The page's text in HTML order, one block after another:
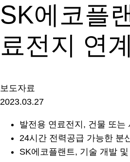
SK에코플
료전지 연
보도자료
2023.03.27
발전용 연료전지, 건물 또
24시간 전력공급 가능한 분
SK에코플랜트, 기술 개발